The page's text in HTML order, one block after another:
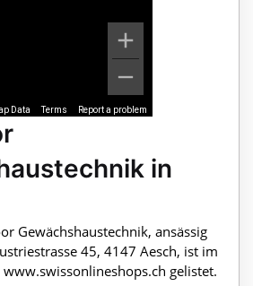
Data Terms Report a problem
in
Gewächshaustechnik, ansässig
45, 4147 Aesch, ist im
gelistet.